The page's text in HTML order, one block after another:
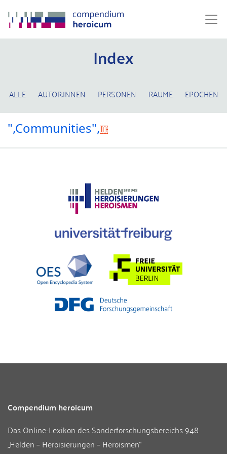
Index
ALLE AUTOR:INNEN PERSONEN RÄUME EPOCHEN
",Communities",
Compendium heroicum
Das Online-Lexikon desSonderforschungsbereichs 948
„Helden – Heroisierungen – Heroismen“